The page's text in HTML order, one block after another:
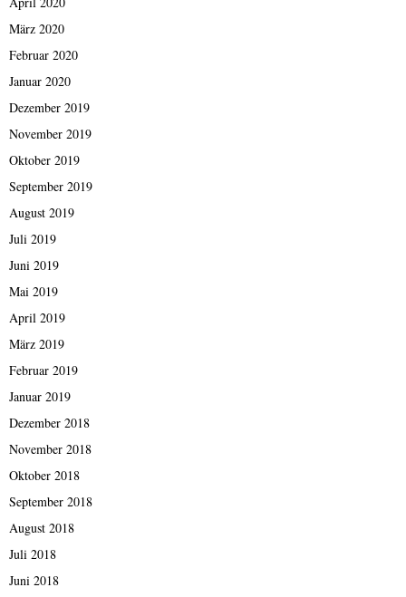
März 2020
Februar 2020
Januar 2020
Dezember 2019
November 2019
Oktober 2019
September 2019
August 2019
Juli 2019
Juni 2019
Mai 2019
April 2019
März 2019
Februar 2019
Januar 2019
Dezember 2018
November 2018
Oktober 2018
September 2018
August 2018
Juli 2018
Juni 2018